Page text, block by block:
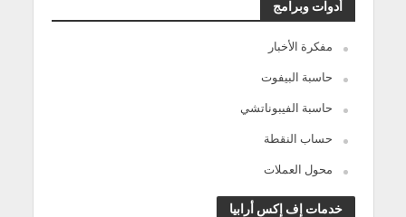
أدوات وبرامج
مفكرة الأخبار
حاسبة البيفوت
حاسبة الفيبوناتشي
حساب النقطة
محول العملات
خدمات إف إكس أرابيا